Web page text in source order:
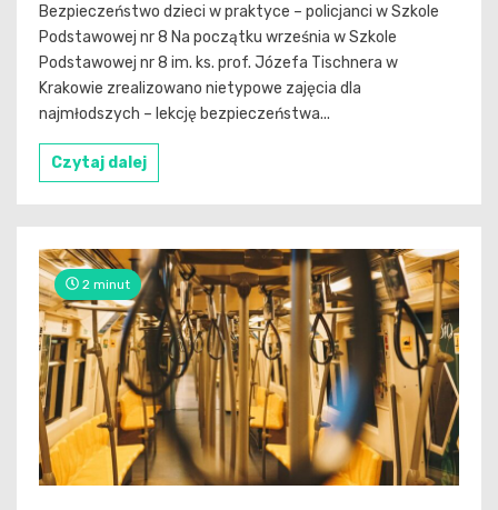
Bezpieczeństwo dzieci w praktyce – policjanci w Szkole
Podstawowej nr 8 Na początku września w Szkole
Podstawowej nr 8 im. ks. prof. Józefa Tischnera w
Krakowie zrealizowano nietypowe zajęcia dla
najmłodszych – lekcję bezpieczeństwa...
Czytaj dalej
2 minut